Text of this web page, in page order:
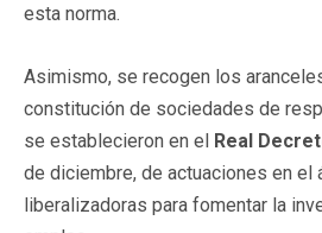
esta norma.
Asimismo, se recogen los
constitución de sociedades de
se establecieron en el Real
de diciembre, de actuaciones en el
liberalizadoras para fomentar la